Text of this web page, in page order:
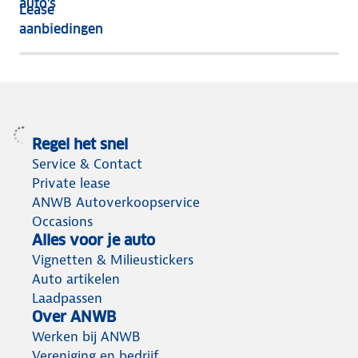
Lease
aanbiedingen
het
meeste
auto's
Regel het snel
Service & Contact
Private lease
ANWB Autoverkoopservice
Occasions
Alles voor je auto
Vignetten & Milieustickers
Auto artikelen
Laadpassen
Over ANWB
Werken bij ANWB